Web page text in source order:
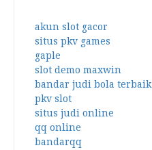
akun slot gacor
situs pkv games
gaple
slot demo maxwin
bandar judi bola terbaik
pkv slot
situs judi online
qq online
bandarqq